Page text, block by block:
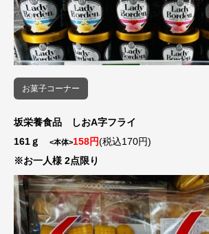
お菓子コーナー
坂栄養食品 しおA字フライ
161ｇ
<本体>158円(税込170円)
※お一人様 2点限り